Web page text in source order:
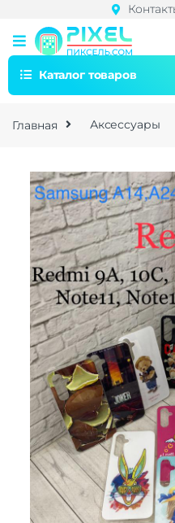
Каталог товаров
Главная Аксессуары